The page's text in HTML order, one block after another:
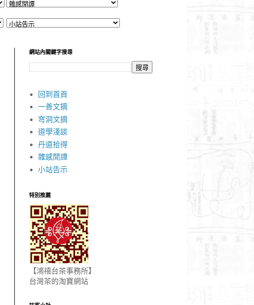
網站內關鍵字搜尋
回到首頁
一善文摘
穹洞文摘
道學淺談
丹道拾得
雜感閒譚
小站告示
特別推薦
【鴻禧台茶事務所】
台灣茶的淘寶網站